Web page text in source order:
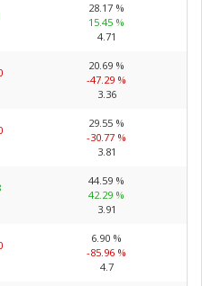
28.17 %
15.45 %
4.71
20.69 %
-47.29 %
3.36
29.55 %
-30.77 %
3.81
44.59 %
42.29 %
3.91
6.90 %
-85.96 %
4.7